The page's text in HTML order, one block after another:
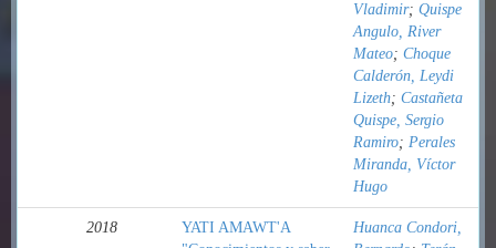
Vladimir; Quispe
Angulo, River
Mateo; Choque
Calderón, Leydi
Lizeth; Castañeta
Quispe, Sergio
Ramiro; Perales
Miranda, Víctor
Hugo
2018
YATI AMAWT'A
Huanca Condori,